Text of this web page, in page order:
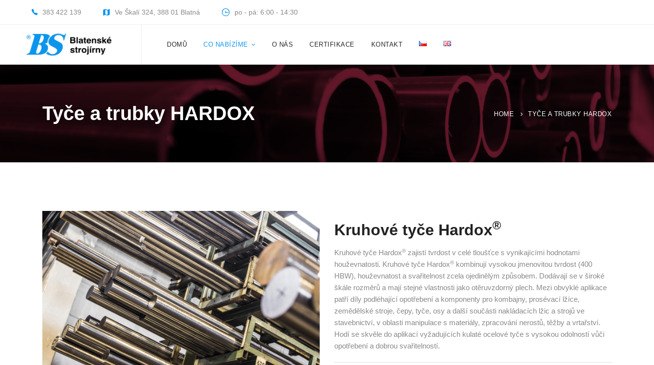
383 422 139 Ve Škalí 324, 388 01 Blatná po - pá: 6:00 - 14:30
DOMŮ CO NABÍZÍME O NÁS CERTIFIKACE KONTAKT
Tyče a trubky HARDOX HOME TYČE A TRUBKY HARDOX
Kruhové tyče Hardox®
Kruhové tyče Hardox® zajistí tvrdost v celé tloušťce s vynikajícími hodnotami
houževnatosti. Kruhové tyče Hardox® kombinují vysokou jmenovitou tvrdost (400
HBW), houževnatost a svařitelnost zcela ojedinělým způsobem. Dodávají se v široké
škále rozměrů a mají stejné vlastnosti jako otěruvzdorný plech. Mezi obvyklé aplikace
patří díly podléhající opotřebení a komponenty pro kombajny, prosévací lžíce,
zemědělské stroje, čepy, tyče, osy a další součásti nakládacích lžic a strojů ve
stavebnictví, v oblasti manipulace s materiály, zpracování nerostů, těžby a vrtařství.
Hodí se skvěle do aplikací vyžadujících kulaté ocelové tyče s vysokou odolností vůči
opotřebení a dobrou svařitelností.